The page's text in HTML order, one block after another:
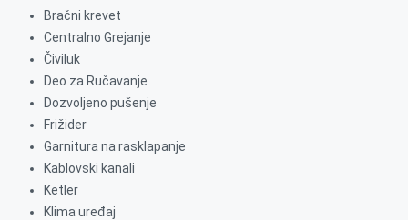
Bračni krevet
Centralno Grejanje
Čiviluk
Deo za Ručavanje
Dozvoljeno pušenje
Frižider
Garnitura na rasklapanje
Kablovski kanali
Ketler
Klima uređaj